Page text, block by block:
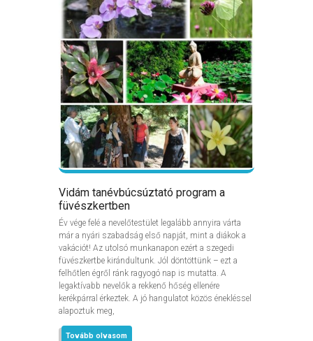
Vidám tanévbúcsúztató program a
füvészkertben
Év vége felé a nevelőtestület legalább annyira várta
már a nyári szabadság első napját, mint a diákok a
vakációt! Az utolsó munkanapon ezért a szegedi
füvészkertbe kirándultunk. Jól döntöttünk – ezt a
felhőtlen égről ránk ragyogó nap is mutatta. A
legaktívabb nevelők a rekkenő hőség ellenére
kerékpárral érkeztek. A jó hangulatot közös énekléssel
alapoztuk meg,
Tovább olvasom